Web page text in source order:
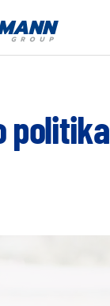
politika